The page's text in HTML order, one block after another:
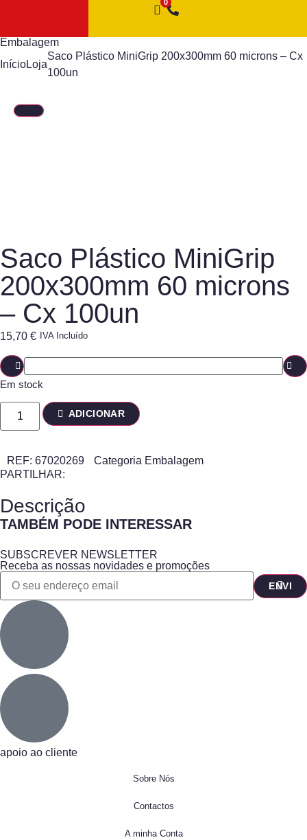
Embalagem
InícioLoja
Saco Plástico MiniGrip 200x300mm 60 microns – Cx
100un
Saco Plástico MiniGrip
200x300mm 60 microns
– Cx 100un
15,70 € IVA Incluído
Em stock
ADICIONAR
REF: 67020269 Categoria Embalagem
PARTILHAR:
Descrição
TAMBÉM PODE INTERESSAR
SUBSCREVER NEWSLETTER
Receba as nossas novidades e promoções
apoio ao cliente
Sobre Nós
Contactos
A minha Conta